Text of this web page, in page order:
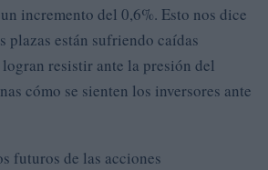
incremento del 0,6%. Esto nos dice
plazas están sufriendo caídas
resistir ante la presión del
cómo se sienten los inversores ante
futuros de las acciones